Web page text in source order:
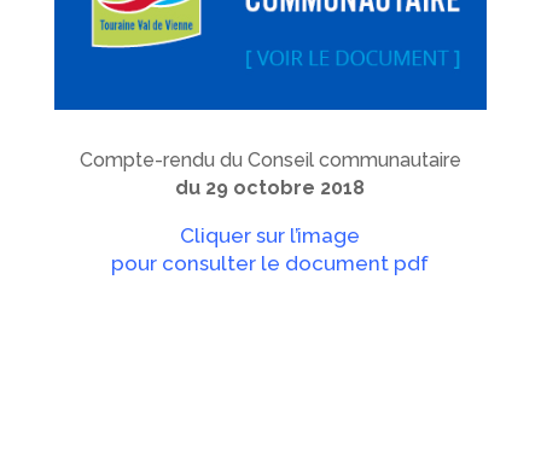
Compte-rendu du Conseil communautaire
du 29 octobre 2018
Cliquer sur l’image
pour consulter le document pdf